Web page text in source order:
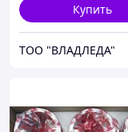
Купить
ТОО "ВЛАДЛЕДА"